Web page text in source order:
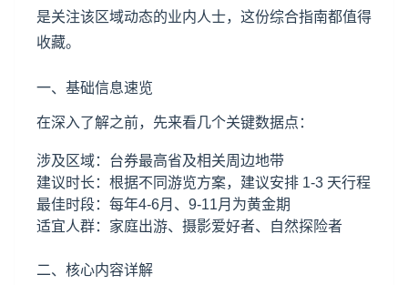
是关注该区域动态的业内人士，这份综合指南都值得
收藏。
一、基础信息速览
在深入了解之前，先来看几个关键数据点：
涉及区域：台券最高省及相关周边地带
建议时长：根据不同游览方案，建议安排 1-3 天行程
最佳时段：每年4-6月、9-11月为黄金期
适宜人群：家庭出游、摄影爱好者、自然探险者
二、核心内容详解